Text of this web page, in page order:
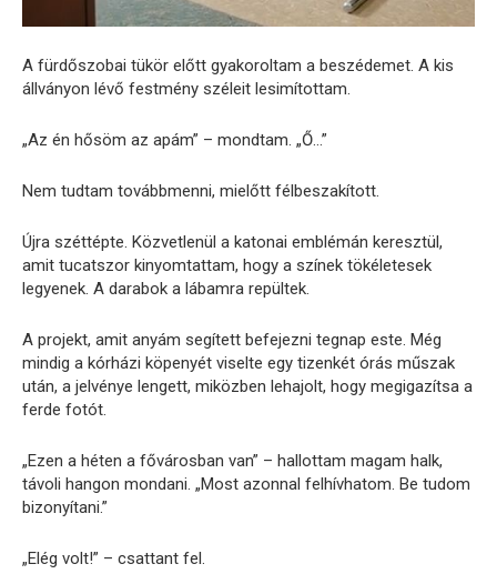
A fürdőszobai tükör előtt gyakoroltam a beszédemet. A kis
állványon lévő festmény széleit lesimítottam.
„Az én hősöm az apám” – mondtam. „Ő…”
Nem tudtam továbbmenni, mielőtt félbeszakított.
Újra széttépte. Közvetlenül a katonai emblémán keresztül,
amit tucatszor kinyomtattam, hogy a színek tökéletesek
legyenek. A darabok a lábamra repültek.
A projekt, amit anyám segített befejezni tegnap este. Még
mindig a kórházi köpenyét viselte egy tizenkét órás műszak
után, a jelvénye lengett, miközben lehajolt, hogy megigazítsa a
ferde fotót.
„Ezen a héten a fővárosban van” – hallottam magam halk,
távoli hangon mondani. „Most azonnal felhívhatom. Be tudom
bizonyítani.”
„Elég volt!” – csattant fel.